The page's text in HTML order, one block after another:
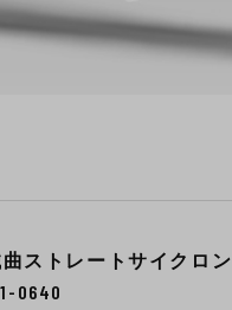
ストレートサイクロン
0640